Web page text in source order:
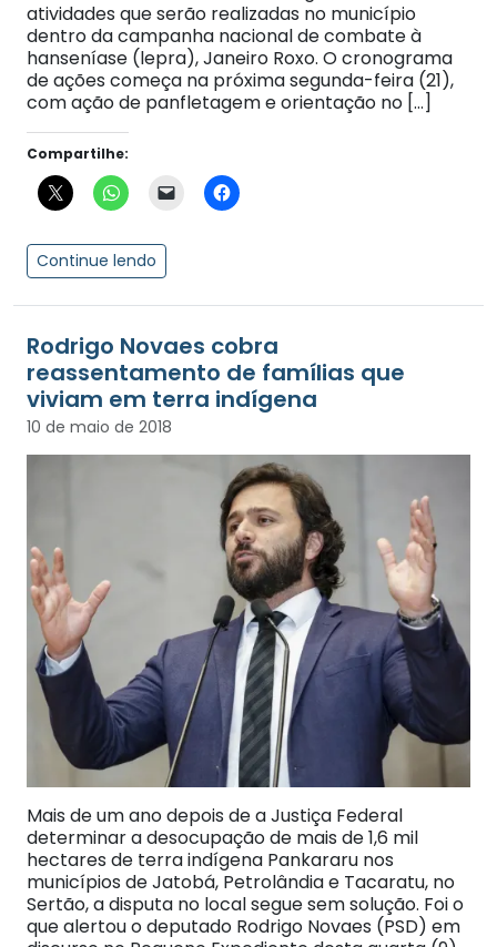
atividades que serão realizadas no município
dentro da campanha nacional de combate à
hanseníase (lepra), Janeiro Roxo. O cronograma
de ações começa na próxima segunda-feira (21),
com ação de panfletagem e orientação no […]
Compartilhe:
Continue lendo
Rodrigo Novaes cobra
reassentamento de famílias que
viviam em terra indígena
10 de maio de 2018
Mais de um ano depois de a Justiça Federal
determinar a desocupação de mais de 1,6 mil
hectares de terra indígena Pankararu nos
municípios de Jatobá, Petrolândia e Tacaratu, no
Sertão, a disputa no local segue sem solução. Foi o
que alertou o deputado Rodrigo Novaes (PSD) em